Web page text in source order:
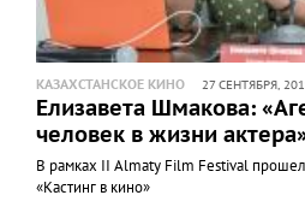
КАЗАХСТАНСКОЕ КИНО 27 СЕНТЯБРЯ,
Елизавета Шмакова:
человек в жизни
В рамках II Almaty Film Festival прошел
«Кастинг в кино»